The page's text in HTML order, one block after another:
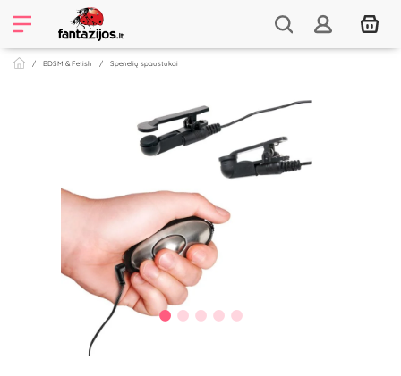
BDSM & Fetish Spenelių spaustukai